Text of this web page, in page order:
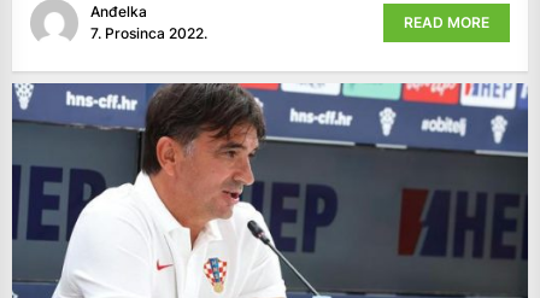
Anđelka
7. Prosinca 2022.
READ MORE